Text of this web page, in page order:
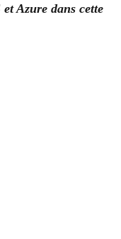
Azure dans cette